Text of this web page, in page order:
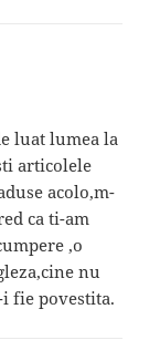
luat lumea la
articolele
acolo,m-
ca ti-am
,o
nu
i fie povestita.